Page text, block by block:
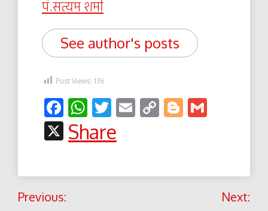
पं.सत्यम शर्मा
See author's posts
Post Views: 176
Facebook
WhatsApp
Twitter
EmailCopyBlogger
X
Share
Post
Previous: Next: